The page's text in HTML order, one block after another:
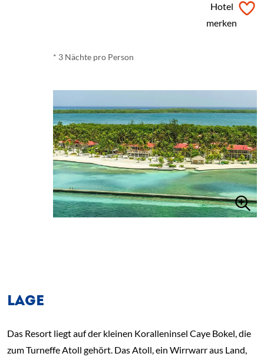
Hotel
merken
* 3 Nächte pro Person
LAGE
Das Resort liegt auf der kleinen Koralleninsel Caye Bokel, die
zum Turneffe Atoll gehört. Das Atoll, ein Wirrwarr aus Land,